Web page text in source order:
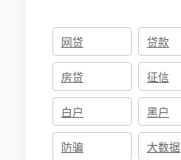
网贷 贷款
房贷 征信
白户 黑户
防骗 大数据